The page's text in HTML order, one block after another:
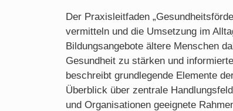
Der Praxisleitfaden
vermitteln und die Umsetzung im
Bildungsangebote ältere Menschen
Gesundheit zu stärken und
beschreibt grundlegende Elemente
Überblick über zentrale
und Organisationen geeignete